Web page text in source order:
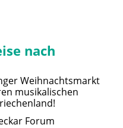
nach
Weihnachtsmarkt
musikalischen
Forum